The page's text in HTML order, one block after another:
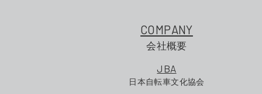
COMPANY
会社概要
JBA
日本自転車文化協会